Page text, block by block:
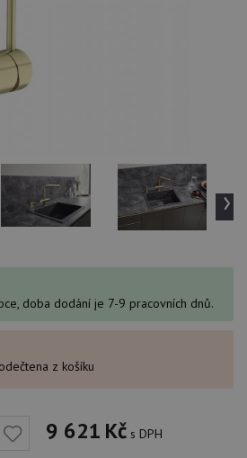
›
doba dodání je 7-9 pracovních dnů.
z košíku
9 621 Kč s DPH